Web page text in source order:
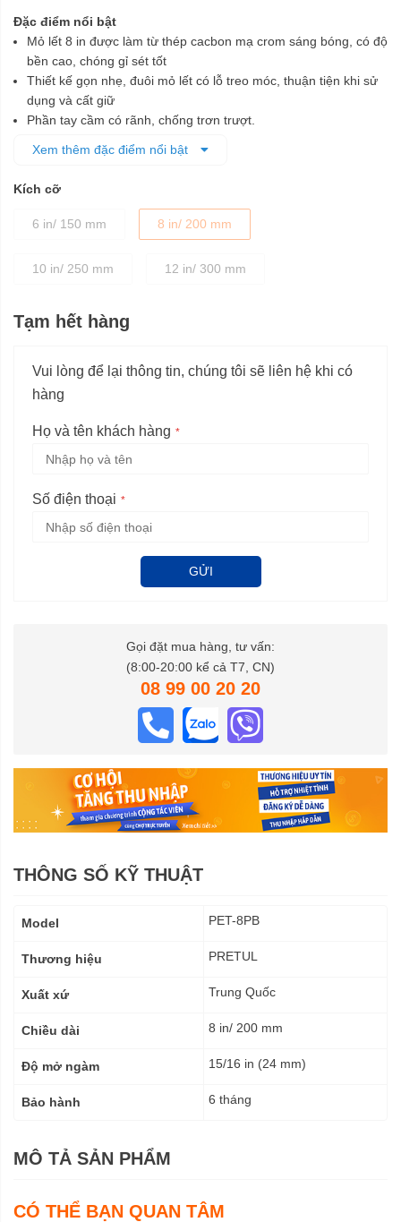
Đặc điểm nổi bật
Mỏ lết 8 in được làm từ thép cacbon mạ crom sáng bóng, có độ
bền cao, chóng gỉ sét tốt
Thiết kế gọn nhẹ, đuôi mỏ lết có lỗ treo móc, thuận tiện khi sử
dụng và cất giữ
Phần tay cầm có rãnh, chống trơn trượt.
Sản xuất theo những công nghệ tiên tiến hàng đầu, đem đến
Xem thêm đặc điểm nổi bật
Kích cỡ
6 in/ 150 mm 8 in/ 200 mm
10 in/ 250 mm 12 in/ 300 mm
Tạm hết hàng
Vui lòng để lại thông tin, chúng tôi sẽ liên hệ khi có
hàng
Họ và tên khách hàng
Số điện thoại
GỬI
Gọi đặt mua hàng, tư vấn:
(8:00-20:00 kể cả T7, CN)
08 99 00 20 20
THÔNG SỐ KỸ THUẬT
kỹ
Model PET-8PB
Thương hiệu PRETUL
Xuất xứ Trung Quốc
Chiều dài 8 in/ 200 mm
Độ mở ngàm 15/16 in (24 mm)
Bảo hành 6 tháng
MÔ TẢ SẢN PHẨM
CÓ THỂ BẠN QUAN TÂM